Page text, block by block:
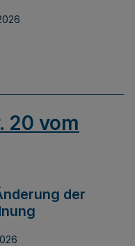
20 vom
der